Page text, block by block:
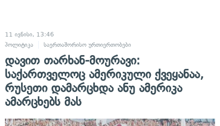
11 ივნისი, 13:46
პოლიტიკა
საერთაშორისო ურთიერთობები
დავით თარხან-მოურავი:
საქართველოც ამერიკული ქვეყანაა,
რუსეთი დამარცხდა ანუ ამერიკა
ამარცხებს მას